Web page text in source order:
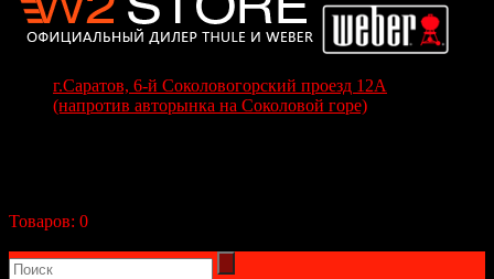
г.Саратов, 6-й Соколовогорский проезд 12А
(напротив авторынка на Соколовой горе)
Товаров: 0